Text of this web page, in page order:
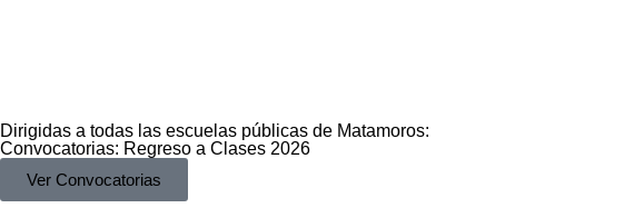
Dirigidas a todas las escuelas públicas de Matamoros:
Convocatorias: Regreso a Clases 2026
Ver Convocatorias